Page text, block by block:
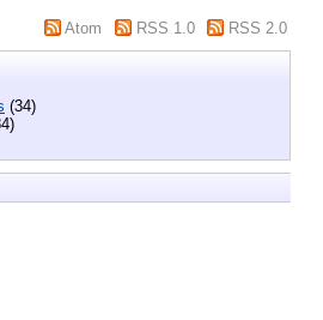
Atom RSS 1.0 RSS 2.0
(34)